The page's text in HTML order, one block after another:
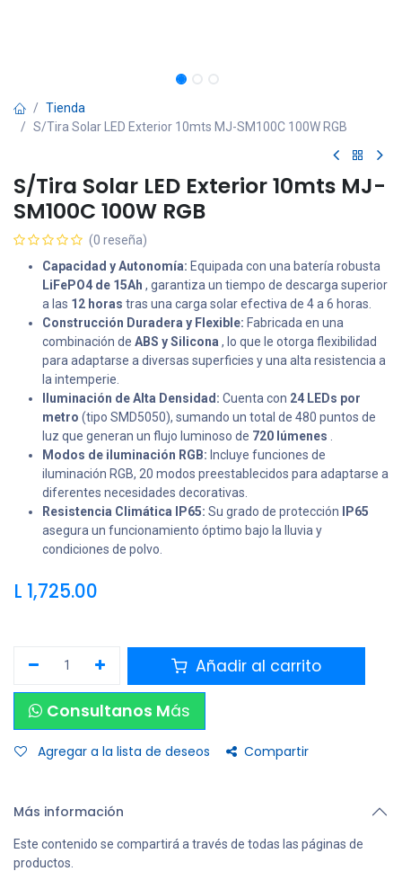
Tienda
S/Tira Solar LED Exterior 10mts MJ-SM100C 100W RGB
S/Tira Solar LED Exterior 10mts MJ-
SM100C 100W RGB
(0 reseña)
Capacidad y Autonomía: Equipada con una batería robusta
LiFePO4 de 15Ah , garantiza un tiempo de descarga superior
a las 12 horas tras una carga solar efectiva de 4 a 6 horas.
Construcción Duradera y Flexible: Fabricada en una
combinación de ABS y Silicona , lo que le otorga flexibilidad
para adaptarse a diversas superficies y una alta resistencia a
la intemperie.
Iluminación de Alta Densidad: Cuenta con 24 LEDs por
metro (tipo SMD5050), sumando un total de 480 puntos de
luz que generan un flujo luminoso de 720 lúmenes
Modos de iluminación RGB: Incluye funciones de
iluminación RGB, 20 modos preestablecidos para adaptarse a
diferentes necesidades decorativas.
Resistencia Climática IP65: Su grado de protección
IP65
asegura un funcionamiento óptimo bajo la lluvia y
condiciones de polvo.
L 1,725.00
Añadir al carrito
Consultanos Más
Agregar a la lista de deseos Compartir
Más información
Este contenido se compartirá a través de todas las páginas de
productos.